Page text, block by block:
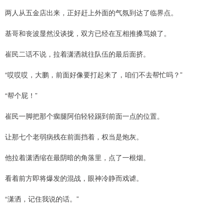
两人从五金店出来，正好赶上外面的气氛到达了临界点。
基哥和丧波显然没谈拢，双方已经在互相推搡骂娘了。
崔民二话不说，拉着潇洒就往队伍的最后面挤。
“哎哎哎，大鹏，前面好像要打起来了，咱们不去帮忙吗？”
“帮个屁！”
崔民一脚把那个瘸腿阿伯轻轻踢到前面一点的位置。
让那七个老弱病残在前面挡着，权当是炮灰。
他拉着潇洒缩在最阴暗的角落里，点了一根烟。
看着前方即将爆发的混战，眼神冷静而戏谑。
“潇洒，记住我说的话。”